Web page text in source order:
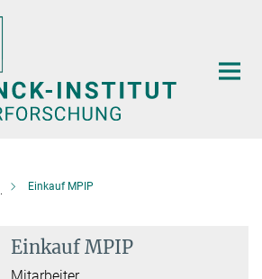
Einkauf MPIP
Einkauf MPIP